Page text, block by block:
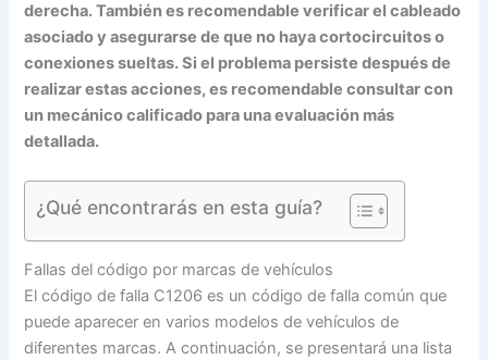
derecha. También es recomendable verificar el cableado
asociado y asegurarse de que no haya cortocircuitos o
conexiones sueltas. Si el problema persiste después de
realizar estas acciones, es recomendable consultar con
un mecánico calificado para una evaluación más
detallada.
¿Qué encontrarás en esta guía?
Fallas del código por marcas de vehículos
El código de falla C1206 es un código de falla común que
puede aparecer en varios modelos de vehículos de
diferentes marcas. A continuación, se presentará una lista